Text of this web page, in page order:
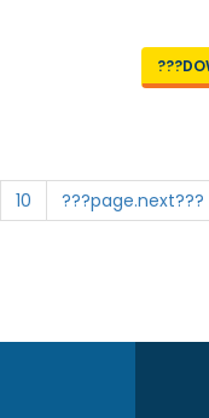
10 ???page.next???